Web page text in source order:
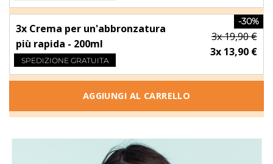
3x Crema per un'abbronzatura
più rapida - 200ml
SPEDIZIONE GRATUITA
-30%
3x 19,90 €
3x 13,90 €
AGGIUNGI AL CARRELLO